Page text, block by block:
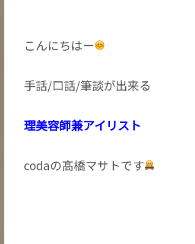
こんにちはー
手話/口話/筆談が出来る
理美容師兼アイリスト
codaの髙橋マサトです